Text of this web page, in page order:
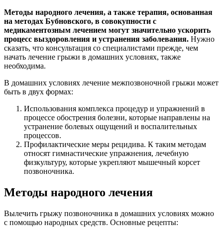
Методы народного лечения, а также терапия, основанная
на методах Бубновского, в совокупности с
медикаментозным лечением могут значительно ускорить
процесс выздоровления и устранения заболевания. Нужно
сказать, что консультация со специалистами прежде, чем
начать лечение грыжи в домашних условиях, также
необходима.
В домашних условиях лечение межпозвоночной грыжи может
быть в двух формах:
Использования комплекса процедур и упражнений в
процессе обострения болезни, которые направлены на
устранение болевых ощущений и воспалительных
процессов.
Профилактические меры рецидива. К таким методам
относят гимнастические упражнения, лечебную
физкультуру, которые укрепляют мышечный корсет
позвоночника.
Методы народного лечения
Вылечить грыжу позвоночника в домашних условиях можно
с помощью народных средств. Основные рецепты: